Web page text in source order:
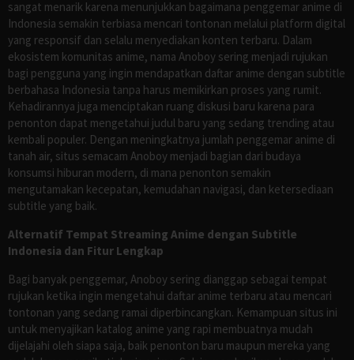
sangat menarik karena menunjukkan bagaimana penggemar anime di
Indonesia semakin terbiasa mencari tontonan melalui platform digital
yang responsif dan selalu menyediakan konten terbaru. Dalam
ekosistem komunitas anime, nama Anoboy sering menjadi rujukan
bagi pengguna yang ingin mendapatkan daftar anime dengan subtitle
berbahasa Indonesia tanpa harus memikirkan proses yang rumit.
Kehadirannya juga menciptakan ruang diskusi baru karena para
penonton dapat mengetahui judul baru yang sedang trending atau
kembali populer. Dengan meningkatnya jumlah penggemar anime di
tanah air, situs semacam Anoboy menjadi bagian dari budaya
konsumsi hiburan modern, di mana penonton semakin
mengutamakan kecepatan, kemudahan navigasi, dan ketersediaan
subtitle yang baik.
Alternatif Tempat Streaming Anime dengan Subtitle
Indonesia dan Fitur Lengkap
Bagi banyak penggemar, Anoboy sering dianggap sebagai tempat
rujukan ketika ingin mengetahui daftar anime terbaru atau mencari
tontonan yang sedang ramai diperbincangkan. Kemampuan situs ini
untuk menyajikan katalog anime yang rapi membuatnya mudah
dijelajahi oleh siapa saja, baik penonton baru maupun mereka yang